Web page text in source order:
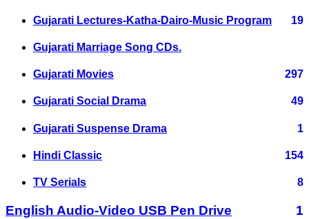
Gujarati Lectures-Katha-Dairo-Music Program 19
Gujarati Marriage Song CDs.
Gujarati Movies 297
Gujarati Social Drama 49
Gujarati Suspense Drama 1
Hindi Classic 154
TV Serials 8
English Audio-Video USB Pen Drive
1